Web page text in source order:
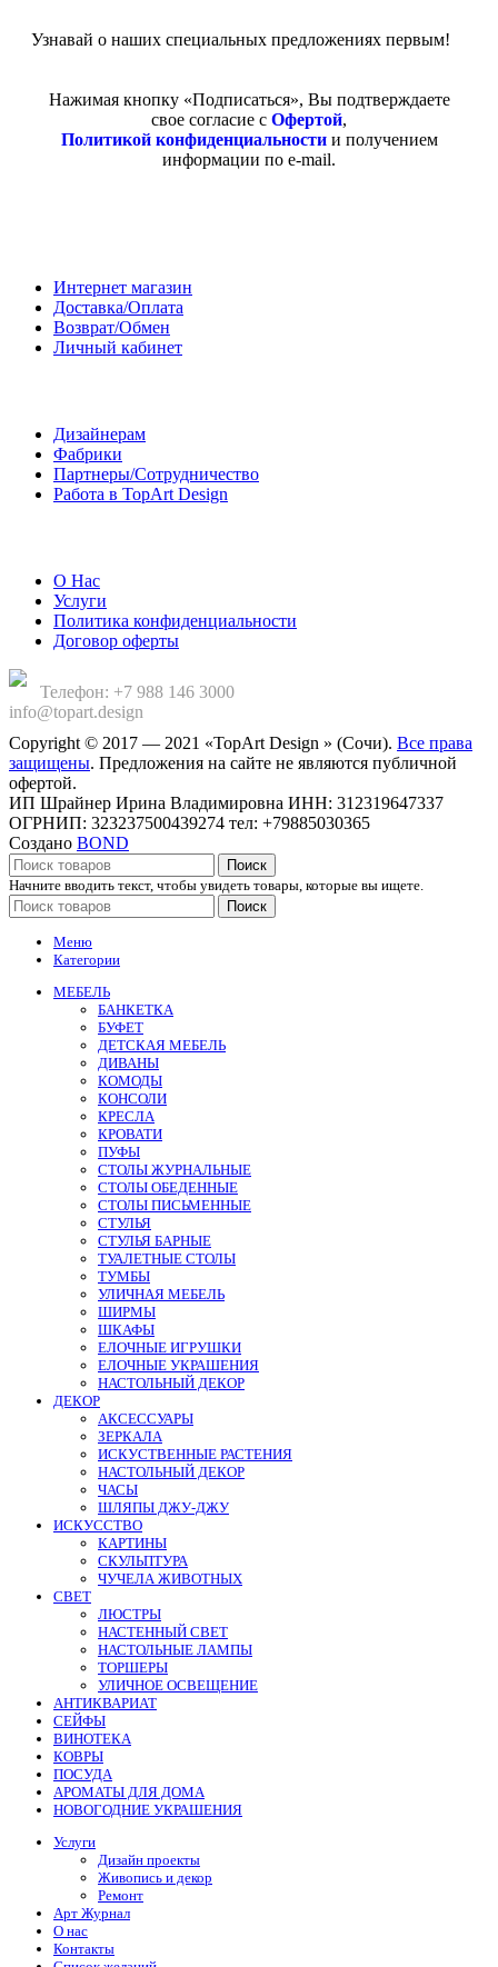
Узнавай о наших специальных предложениях первым!
Нажимая кнопку «Подписаться», Вы подтверждаете
свое согласие с Офертой,
Политикой конфиденциальностии получением
информации по e-mail.
Интернет магазин
Доставка/Оплата
Возврат/Обмен
Личный кабинет
Дизайнерам
Фабрики
Партнеры/Сотрудничество
Работа в TopArt Design
О Нас
Услуги
Политика конфиденциальности
Договор оферты
Телефон: +7 988 146 3000
info@topart.design
Copyright © 2017 — 2021 «TopArt Design » (Сочи). Все права
защищены. Предложения на сайте не являются публичной
офертой.
ИП Шрайнер Ирина Владимировна ИНН: 312319647337
ОГРНИП: 323237500439274 тел: +79885030365
Создано BOND
Поиск
Начните вводить текст, чтобы увидеть товары, которые вы ищете.
Поиск
Меню
Категории
МЕБЕЛЬ
БАНКЕТКА
БУФЕТ
ДЕТСКАЯ МЕБЕЛЬ
ДИВАНЫ
КОМОДЫ
КОНСОЛИ
КРЕСЛА
КРОВАТИ
ПУФЫ
СТОЛЫ ЖУРНАЛЬНЫЕ
СТОЛЫ ОБЕДЕННЫЕ
СТОЛЫ ПИСЬМЕННЫЕ
СТУЛЬЯ
СТУЛЬЯ БАРНЫЕ
ТУАЛЕТНЫЕ СТОЛЫ
ТУМБЫ
УЛИЧНАЯ МЕБЕЛЬ
ШИРМЫ
ШКАФЫ
ЕЛОЧНЫЕ ИГРУШКИ
ЕЛОЧНЫЕ УКРАШЕНИЯ
НАСТОЛЬНЫЙ ДЕКОР
ДЕКОР
АКСЕССУАРЫ
ЗЕРКАЛА
ИСКУСТВЕННЫЕ РАСТЕНИЯ
НАСТОЛЬНЫЙ ДЕКОР
ЧАСЫ
ШЛЯПЫ ДЖУ-ДЖУ
ИСКУССТВО
КАРТИНЫ
СКУЛЬПТУРА
ЧУЧЕЛА ЖИВОТНЫХ
СВЕТ
ЛЮСТРЫ
НАСТЕННЫЙ СВЕТ
НАСТОЛЬНЫЕ ЛАМПЫ
ТОРШЕРЫ
УЛИЧНОЕ ОСВЕЩЕНИЕ
АНТИКВАРИАТ
СЕЙФЫ
ВИНОТЕКА
КОВРЫ
ПОСУДА
АРОМАТЫ ДЛЯ ДОМА
НОВОГОДНИЕ УКРАШЕНИЯ
Услуги
Дизайн проекты
Живопись и декор
Ремонт
Арт Журнал
О нас
Контакты